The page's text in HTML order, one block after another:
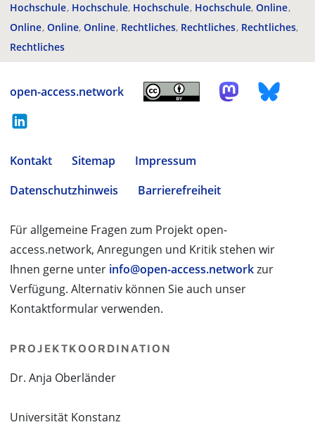
Hochschule Hochschule Hochschule Hochschule Online
Online Online Online Rechtliches Rechtliches Rechtliches
Rechtliches
open-access.network
Kontakt Sitemap
Impressum
Datenschutzhinweis
Barrierefreiheit
Für allgemeine Fragen zum Projekt open-
access.network, Anregungen und Kritik stehen wir
Ihnen gerne unter info@open-access.networkzur
Verfügung. Alternativ können Sie auch unser
Kontaktformular verwenden.
PROJEKTKOORDINATION
Dr. Anja Oberländer
Universität Konstanz